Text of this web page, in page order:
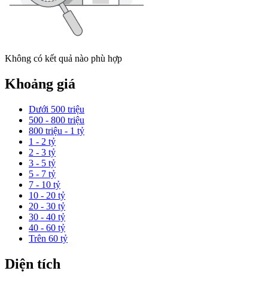
Không có kết quả nào phù hợp
Khoảng giá
Dưới 500 triệu
500 - 800 triệu
800 triệu - 1 tỷ
1 - 2 tỷ
2 - 3 tỷ
3 - 5 tỷ
5 - 7 tỷ
7 - 10 tỷ
10 - 20 tỷ
20 - 30 tỷ
30 - 40 tỷ
40 - 60 tỷ
Trên 60 tỷ
Diện tích